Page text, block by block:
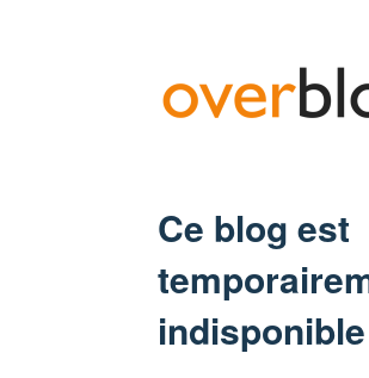
Ce blog est
indisponible